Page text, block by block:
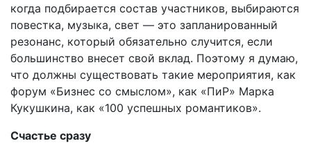
когда подбирается состав участников, выбираются
повестка, музыка, свет — это запланированный
резонанс, который обязательно случится, если
большинство внесет свой вклад. Поэтому я думаю,
что должны существовать такие мероприятия, как
форум «Бизнес со смыслом», как «ПиР» Марка
Кукушкина, как «100 успешных романтиков».
Счастье сразу